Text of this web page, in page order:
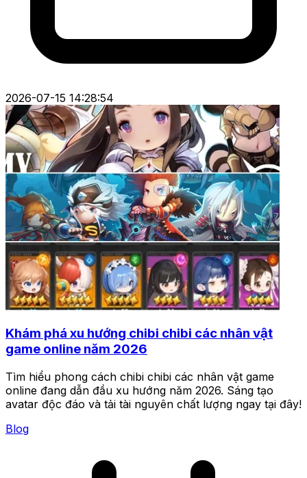
2026-07-15 14:28:54
Khám phá xu hướng chibi chibi các nhân vật
game online năm 2026
Tìm hiểu phong cách chibi chibi các nhân vật game
online đang dẫn đầu xu hướng năm 2026. Sáng tạo
avatar độc đáo và tải tài nguyên chất lượng ngay tại đây!
Blog